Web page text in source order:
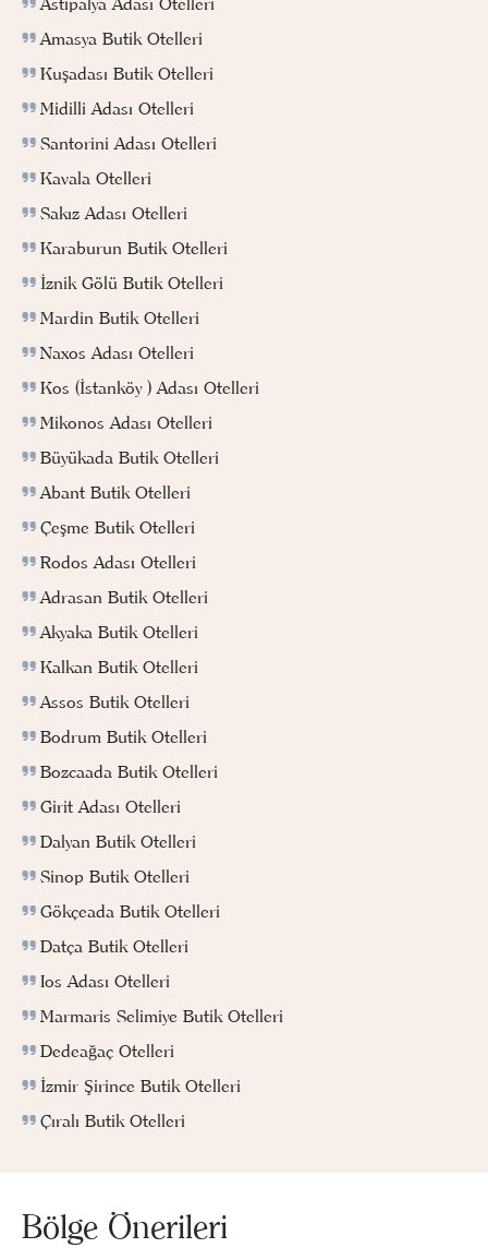
Amasya Butik Otelleri
Kuşadası Butik Otelleri
Midilli Adası Otelleri
Santorini Adası Otelleri
Kavala Otelleri
Sakız Adası Otelleri
Karaburun Butik Otelleri
İznik Gölü Butik Otelleri
Mardin Butik Otelleri
Naxos Adası Otelleri
Kos (İstanköy ) Adası Otelleri
Mikonos Adası Otelleri
Büyükada Butik Otelleri
Abant Butik Otelleri
Çeşme Butik Otelleri
Rodos Adası Otelleri
Adrasan Butik Otelleri
Akyaka Butik Otelleri
Kalkan Butik Otelleri
Assos Butik Otelleri
Bodrum Butik Otelleri
Bozcaada Butik Otelleri
Girit Adası Otelleri
Dalyan Butik Otelleri
Sinop Butik Otelleri
Gökçeada Butik Otelleri
Datça Butik Otelleri
Ios Adası Otelleri
Marmaris Selimiye Butik Otelleri
Dedeağaç Otelleri
İzmir Şirince Butik Otelleri
Çıralı Butik Otelleri
Bölge Önerileri